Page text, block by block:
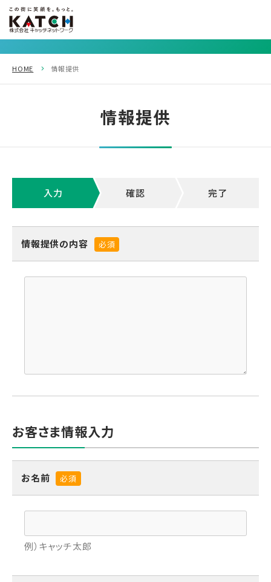
HOME 情報提供
情報提供
入力 確認 完了
情報提供の内容 必須
お客さま情報入力
お名前 必須
例）キャッチ太郎